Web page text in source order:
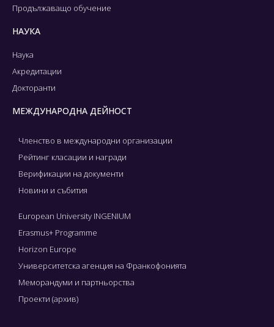
Продължаващо обучение
НАУКА
Наука
Акредитации
Докторанти
МЕЖДУНАРОДНА ДЕЙНОСТ
Членство в международни организации
Рейтинг класации и награди
Верификации на документи
Новини и събития
European University INGENIUM
Erasmus+ Programme
Horizon Europe
Университетска агенция на Франкофонията
Меморандуми и партньорства
Проекти (архив)